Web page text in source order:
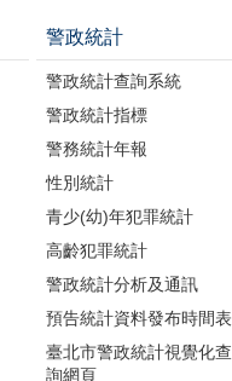
警政統計
警政統計查詢系統
警政統計指標
警務統計年報
性別統計
青少(幼)年犯罪統計
高齡犯罪統計
警政統計分析及通訊
預告統計資料發布時間表
臺北市警政統計視覺化查
詢網頁